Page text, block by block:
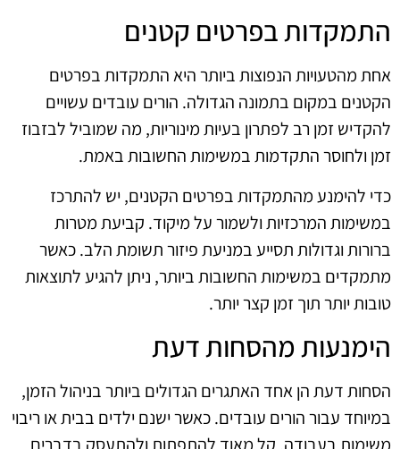
התמקדות בפרטים קטנים
אחת מהטעויות הנפוצות ביותר היא התמקדות בפרטים
הקטנים במקום בתמונה הגדולה. הורים עובדים עשויים
להקדיש זמן רב לפתרון בעיות מינוריות, מה שמוביל לבזבוז
זמן ולחוסר התקדמות במשימות החשובות באמת.
כדי להימנע מהתמקדות בפרטים הקטנים, יש להתרכז
במשימות המרכזיות ולשמור על מיקוד. קביעת מטרות
ברורות וגדולות תסייע במניעת פיזור תשומת הלב. כאשר
מתמקדים במשימות החשובות ביותר, ניתן להגיע לתוצאות
טובות יותר תוך זמן קצר יותר.
הימנעות מהסחות דעת
הסחות דעת הן אחד האתגרים הגדולים ביותר בניהול הזמן,
במיוחד עבור הורים עובדים. כאשר ישנם ילדים בבית או ריבוי